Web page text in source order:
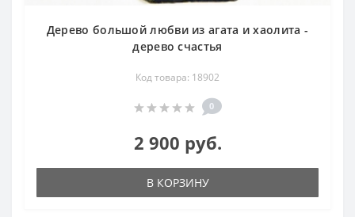
Дерево большой любви из агата и хаолита -
дерево счастья
Код товара: 18902
0
2 900 руб.
В КОРЗИНУ